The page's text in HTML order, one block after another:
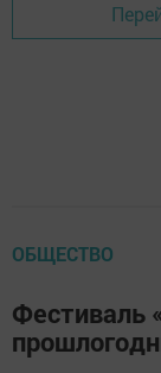
ОБЩЕСТВО
Фестиваль